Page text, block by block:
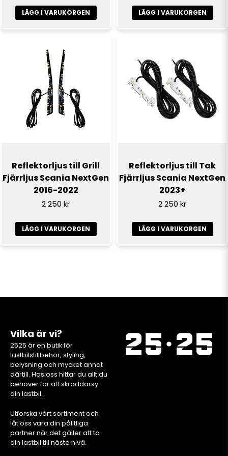
De två skruvarna fästs genom ljusplattorna i
kylflänsarna.
utav ordet är endast för referensändamål. Den här
produkten är inte original och inte tillverkad eller
godkänd av Scania. Användning utav varumärkesordet
görs endast för att delen passar till lastbilen.
LÄGG I VARUKORGEN LÄGG I VARUKORGEN
Reflektorljus till Grill
Fjärrljus Scania NextGen
2016-2022
2 250 kr
LÄGG I VARUKORGEN
Reflektorljus till Tak
Fjärrljus Scania NextGen
2023+
2 250 kr
LÄGG I VARUKORGEN
Vilka är vi?
2525 är en butik för
lastbilstillbehör, styling,
belysning och mycket annat
därtill. Hos oss hittar du allt du
behöver för att skräddarsy
din lastbil.
Utforska vårt sortiment och
låt oss vara din pålitliga
partner när det gäller att ta
din lastbil till nästa nivå.